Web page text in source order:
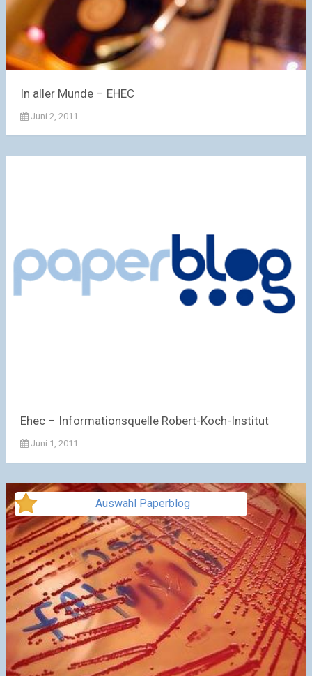
In aller Munde – EHEC
Juni 2, 2011
Ehec – Informationsquelle Robert-Koch-Institut
Juni 1, 2011
Auswahl Paperblog